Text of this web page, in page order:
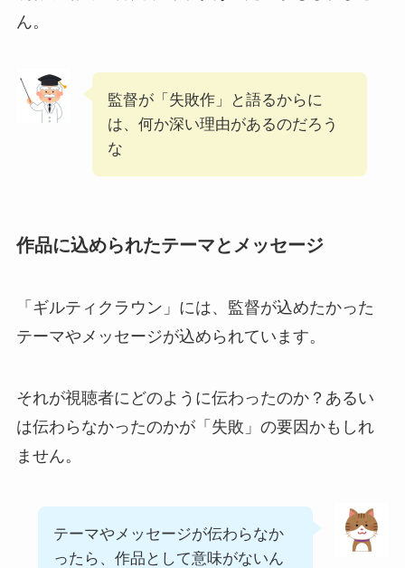
ん。
監督が「失敗作」と語るからに
は、何か深い理由があるのだろう
な
作品に込められたテーマとメッセージ
「ギルティクラウン」には、監督が込めたかった
テーマやメッセージが込められています。
それが視聴者にどのように伝わったのか？あるい
は伝わらなかったのかが「失敗」の要因かもしれ
ません。
テーマやメッセージが伝わらなか
ったら、作品として意味がないん